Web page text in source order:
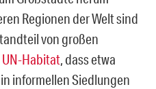
Regionen der Welt sind
von großen
UN-Habitat, dass etwa
informellen Siedlungen